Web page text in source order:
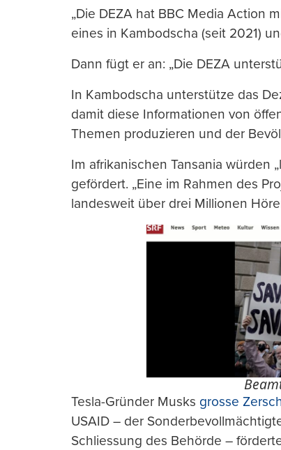
„Die DEZA hat BBC Media Action
eines in Kambodscha (seit 2021)
Dann fügt er an: „Die DEZA
In Kambodscha unterstütze das
damit diese Informationen von
Themen produzieren und der
Im afrikanischen Tansania würden
gefördert. „Eine im Rahmen des
landesweit über drei Millionen
Tesla-Gründer Musks grosse
USAID – der
Schliessung des Behörde –